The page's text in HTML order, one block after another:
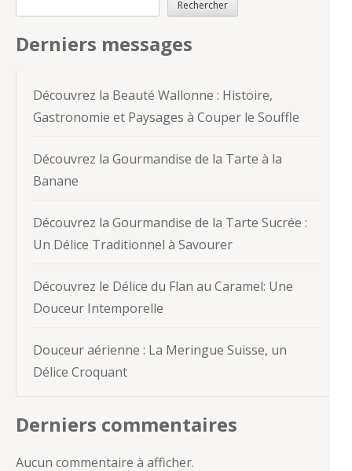
Rechercher
Derniers messages
Découvrez la Beauté Wallonne : Histoire,
Gastronomie et Paysages à Couper le Souffle
Découvrez la Gourmandise de la Tarte à la
Banane
Découvrez la Gourmandise de la Tarte Sucrée :
Un Délice Traditionnel à Savourer
Découvrez le Délice du Flan au Caramel: Une
Douceur Intemporelle
Douceur aérienne : La Meringue Suisse, un
Délice Croquant
Derniers commentaires
Aucun commentaire à afficher.